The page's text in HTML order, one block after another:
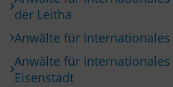
der Leitha
Anwälte für
Anwälte für
Eisenstadt